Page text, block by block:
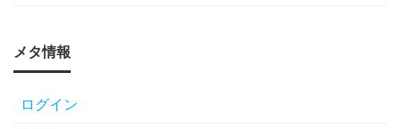
メタ情報
ログイン